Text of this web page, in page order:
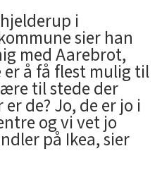
i
sier han
med Aarebrot,
å få flest mulig til
til stede der
de? Jo, de er jo i
og vi vet jo
på Ikea, sier